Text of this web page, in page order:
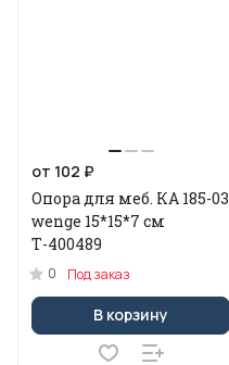
от 102 ₽
Опора для меб. КA 185-03
wenge 15*15*7 cм
Т-400489
0 Под заказ
В корзину